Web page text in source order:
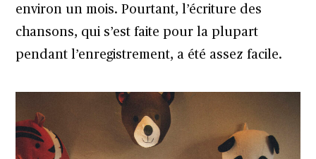
environ un mois. Pourtant, l’écriture des
chansons, qui s’est faite pour la plupart
pendant l’enregistrement, a été assez facile.